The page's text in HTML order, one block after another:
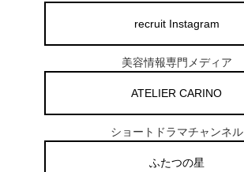
recruit Instagram
美容情報専門メディア
ATELIER CARINO
ショートドラマチャンネル
ふたつの星